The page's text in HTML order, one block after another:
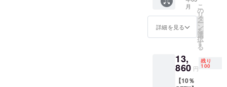
えくだ
さい。
※こちら
のご支
HPへお
名前の
掲載が
可能で
た分だ
けお会
計させ
お食事
券は
にてお
限：
2023年
5月〜
2023年
9月（店
日を除
く） ※
こちら
のお食
月
詳細を見る
こ
の
リ
タ
ー
ン
を
選
択
す
る
13,
860 円
残り
100
【10％